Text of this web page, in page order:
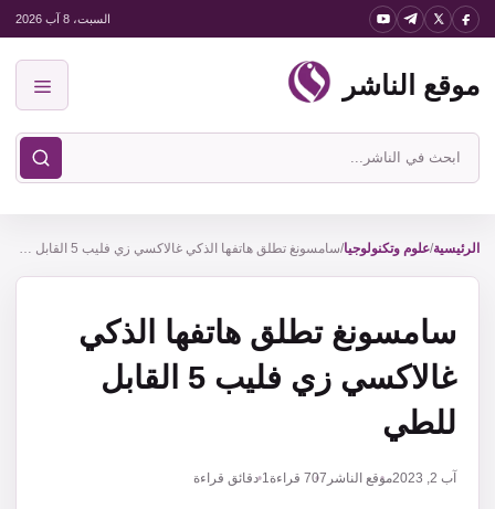
انتقل
المحتوى
السبت، 8 آب 2026
موقع الناشر
ابحث
في
الناشر
الرئيسية/علوم وتكنولوجيا/ سامسونغ تطلق هاتفها الذكي غالاكسي زي فليب 5 القابل للطي
سامسونغ تطلق هاتفها الذكي
غالاكسي زي فليب 5 القابل
للطي
آب 2, 2023 موقع الناشر 707 قراءة1 دقائق قراءة